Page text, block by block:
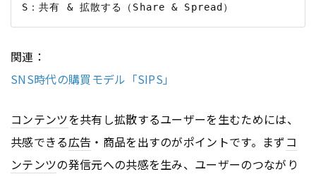
関連：
SNS時代の購買モデル「SIPS」
コンテンツを共有し拡散するユーザーを生むためには、
共感できる広告 ・商品を出すのがポイントです。まずコ
ンテンツの発信元への共感を生み、ユーザーのつながり